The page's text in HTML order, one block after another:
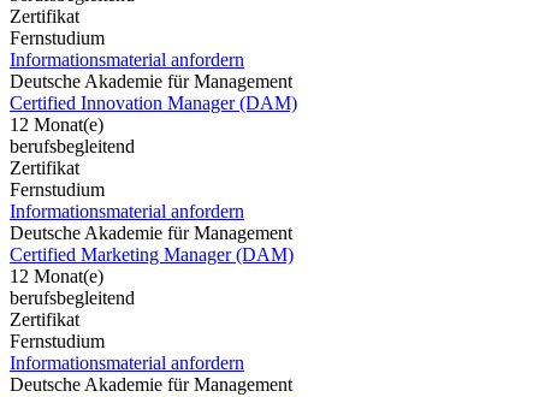
Zertifikat
Fernstudium
Informationsmaterial anfordern
Deutsche Akademie für Management
Certified Innovation Manager (DAM)
12 Monat(e)
berufsbegleitend
Zertifikat
Fernstudium
Informationsmaterial anfordern
Deutsche Akademie für Management
Certified Marketing Manager (DAM)
12 Monat(e)
berufsbegleitend
Zertifikat
Fernstudium
Informationsmaterial anfordern
Deutsche Akademie für Management